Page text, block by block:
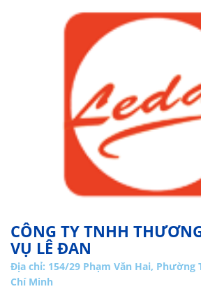
CÔNG TY TNHH
VỤ LÊ ĐAN
Địa chỉ: 154/29 Phạm Văn Hai, Phường
Chí Minh